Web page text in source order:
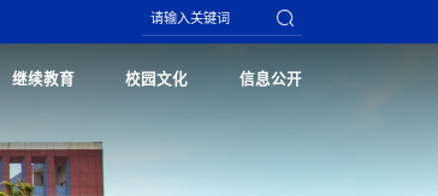
继续教育 校园文化 信息公开